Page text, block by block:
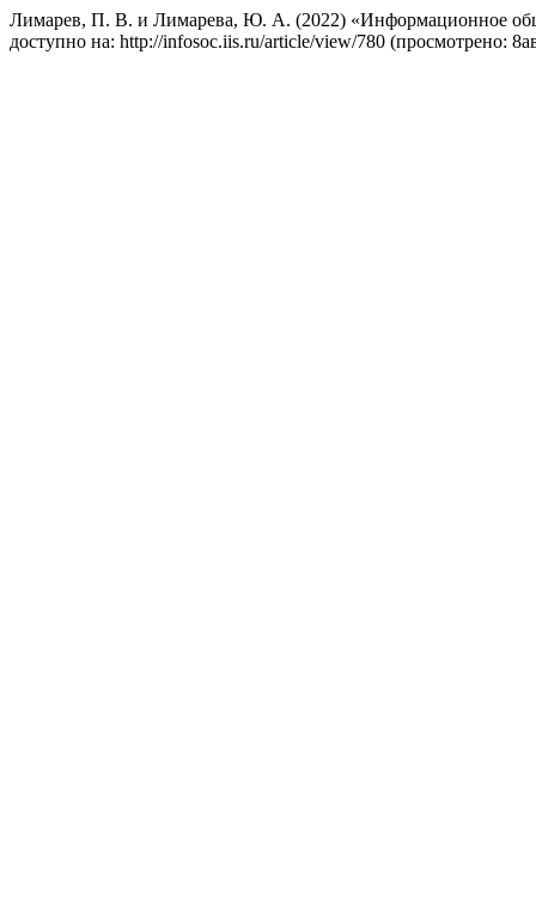
Лимарев, П. В. и Лимарева, Ю. А. (2022) «Информационное
доступно на: http://infosoc.iis.ru/article/view/780 (просмотрено: